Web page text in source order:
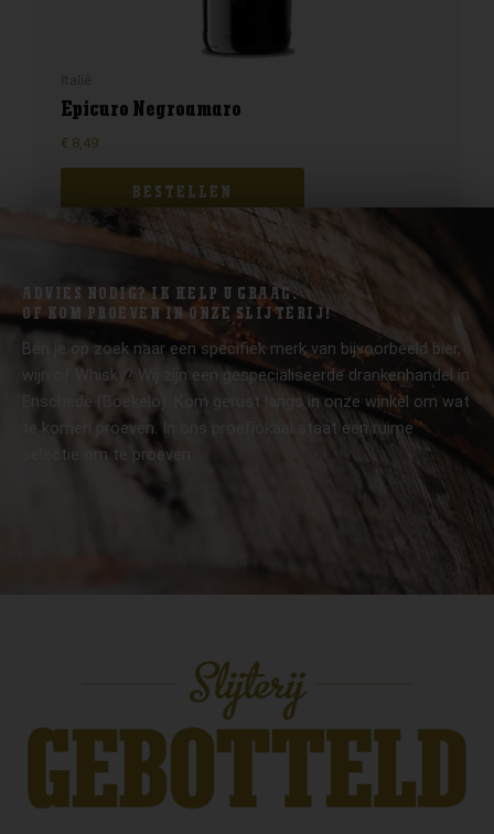
Epicuro Negroamaro
€ 8,49
BESTELLEN
ADVIES NODIG? IK HELP U GRAAG.
OF KOM PROEVEN IN ONZE SLIJTERIJ!
Ben je op zoek naar een specifiek merk van bijvoorbeeld bier,
wijn of Whisky? Wij zijn een gespecialiseerde drankenhandel in
Enschede (Boekelo). Kom gerust langs in onze winkel om wat
te komen proeven. In ons proeflokaal staat een ruime
selectie om te proeven.